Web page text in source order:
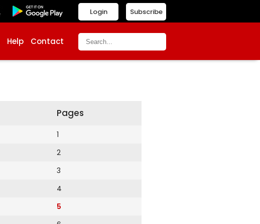
Subscribe
Login
Help Contact
Pages
1
2
3
4
5